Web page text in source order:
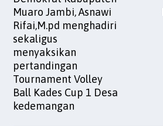
Muaro Jambi, Asnawi
Rifai,M.pd menghadiri
sekaligus
menyaksikan
pertandingan
Tournament Volley
Ball Kades Cup 1 Desa
kedemangan